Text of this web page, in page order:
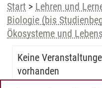
Start > Lehren und
Biologie (bis
Ökosysteme und
Keine
vorhanden